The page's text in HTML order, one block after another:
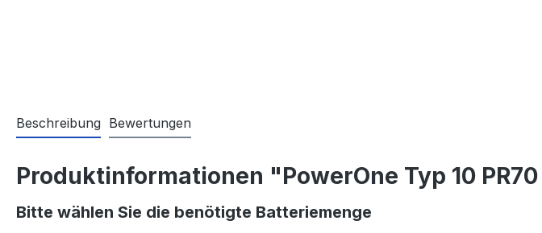
Beschreibung Bewertungen
Produktinformationen "PowerOne Typ 10
Bitte wählen Sie die benötigte Batteriemenge